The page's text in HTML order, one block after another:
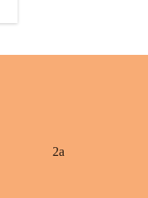
2a